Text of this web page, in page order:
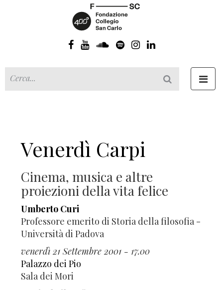
Venerdì Carpi
Cinema, musica e altre
proiezioni della vita felice
Umberto Curi
Professore emerito di Storia della filosofia -
Università di Padova
venerdì 21 Settembre 2001 - 17.00
Palazzo dei Pio
Sala dei Mori